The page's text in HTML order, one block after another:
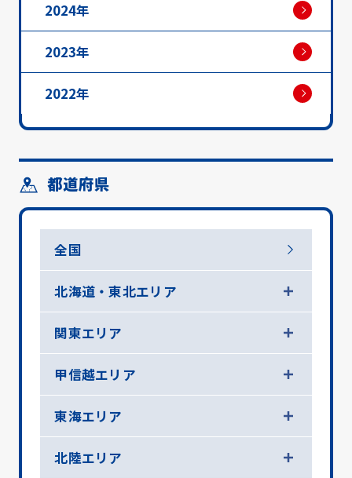
2024年
2023年
2022年
都道府県
全国
北海道・東北エリア
関東エリア
甲信越エリア
東海エリア
北陸エリア